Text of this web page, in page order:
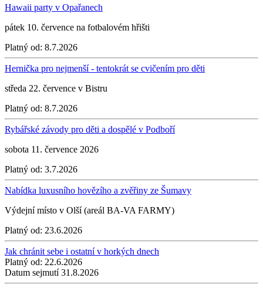
Hawaii party v Opařanech
pátek 10. července na fotbalovém hřišti
Platný od: 8.7.2026
Hernička pro nejmenší - tentokrát se cvičením pro děti
středa 22. července v Bistru
Platný od: 8.7.2026
Rybářské závody pro děti a dospělé v Podboří
sobota 11. července 2026
Platný od: 3.7.2026
Nabídka luxusního hovězího a zvěřiny ze Šumavy
Výdejní místo v Olší (areál BA-VA FARMY)
Platný od: 23.6.2026
Jak chránit sebe i ostatní v horkých dnech
Platný od: 22.6.2026
Datum sejmutí31.8.2026